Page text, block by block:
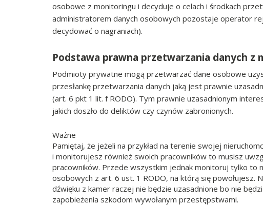
osobowe z monitoringu i decyduje o celach i środkach
administratorem danych osobowych pozostaje operator
decydować o nagraniach).
Podstawa prawna przetwarzania danych z
Podmioty prywatne mogą przetwarzać dane osobowe
przesłankę przetwarzania danych jaką jest prawnie
(art. 6 pkt 1 lit. f RODO). Tym prawnie uzasadnionym
jakich doszło do deliktów czy czynów zabronionych.
Ważne
Pamiętaj, że jeżeli na przykład na terenie swojej
i monitorujesz również swoich pracowników to musisz
pracowników. Przede wszystkim jednak monitoruj tylko to
osobowych z art. 6 ust. 1 RODO, na którą się powołujesz.
dźwięku z kamer raczej nie będzie uzasadnione bo nie
zapobieżenia szkodom wywołanym przestępstwami.